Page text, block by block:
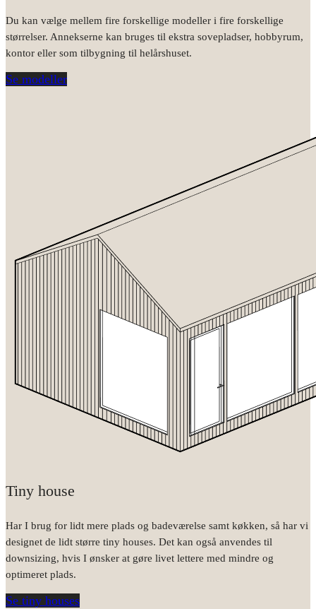
Du kan vælge mellem fire forskellige modeller i fire forskellige
størrelser. Annekserne kan bruges til ekstra sovepladser, hobbyrum,
kontor eller som tilbygning til helårshuset.
Se modeller
Tiny house
Har I brug for lidt mere plads og badeværelse samt køkken, så har vi
designet de lidt større tiny houses. Det kan også anvendes til
downsizing, hvis I ønsker at gøre livet lettere med mindre og
optimeret plads.
Se tiny houses